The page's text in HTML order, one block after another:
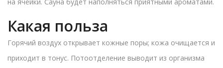
Какая польза
Горячий воздух открывает кожные поры; кожа очищается и
приходит в тонус. Потоотделение выводит из организма